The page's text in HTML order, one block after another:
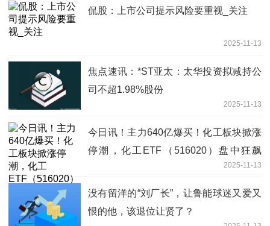
侃股：上市公司提示风险要重视_关注
2025-11-13
焦点速讯：*ST亚太：太华投资拟减持公
司不超1.98%股份
2025-11-13
今日讯！主力640亿爆买！化工板块掀涨
停潮，化工ETF（516020）盘中狂飙
2025-11-13
没有留洋的“刘厂长”，让鲁能球迷又爱又
恨的他，该退位让贤了？